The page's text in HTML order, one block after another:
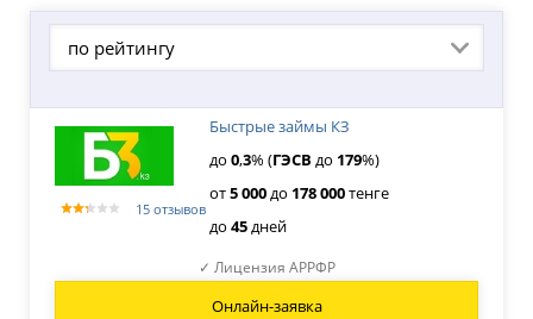
по рейтингу
15 отзывов
Быстрые займы КЗ
до 0,3% (ГЭСВ до 179%)
от5000до 178000тенге
до 45дней
Онлайн-заявка
✓ Лицензия АРРФР